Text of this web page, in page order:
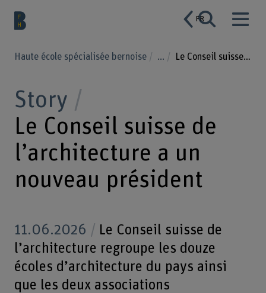
FR
Haute école spécialisée bernoise ... Le Conseil suisse de l’architecture a un nouveau président
Story
Le Conseil suisse de
l’architecture a un
nouveau président
11.06.2026
Le Conseil suisse de
l’architecture regroupe les douze
écoles d’architecture du pays ainsi
que les deux associations